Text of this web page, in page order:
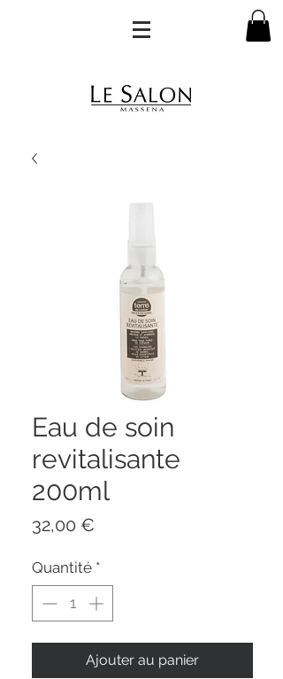
Eau de soin
revitalisante
200ml
32,00 €
Quantité *
Ajouter au panier